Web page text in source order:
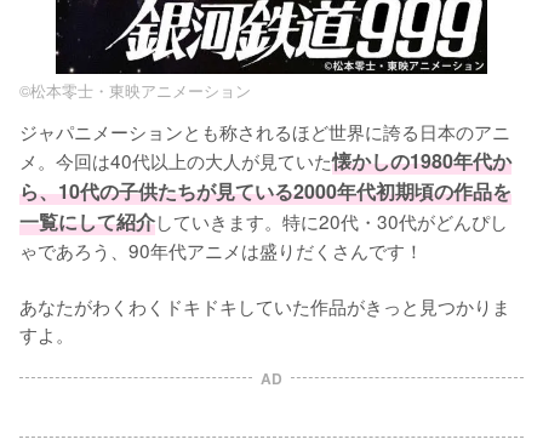
©松本零士・東映アニメーション
ジャパニメーションとも称されるほど世界に誇る日本のアニ
メ。今回は40代以上の大人が見ていた懐かしの1980年代か
ら、10代の子供たちが見ている2000年代初期頃の作品を
一覧にして紹介していきます。特に20代・30代がどんぴし
ゃであろう、90年代アニメは盛りだくさんです！
あなたがわくわくドキドキしていた作品がきっと見つかりま
すよ。
AD